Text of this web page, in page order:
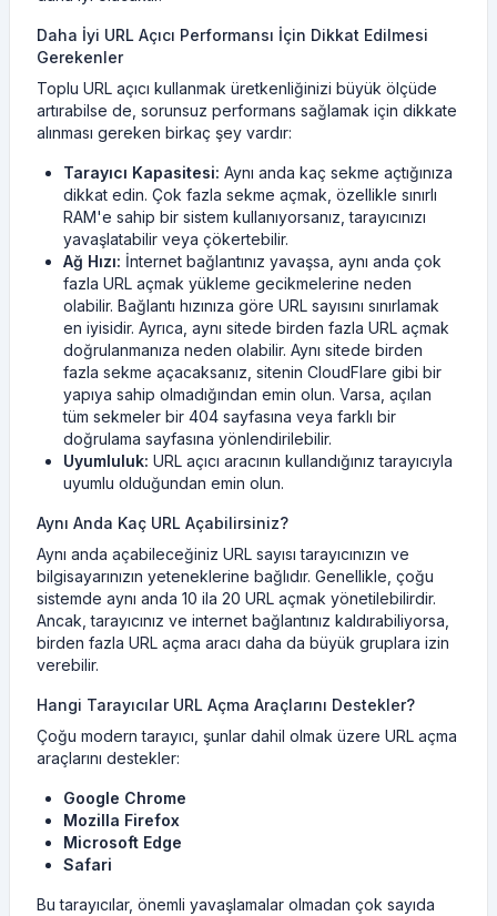
Daha İyi URL Açıcı Performansı İçin Dikkat Edilmesi
Gerekenler
Toplu URL açıcı kullanmak üretkenliğinizi büyük ölçüde
artırabilse de, sorunsuz performans sağlamak için dikkate
alınması gereken birkaç şey vardır:
Tarayıcı Kapasitesi: Aynı anda kaç sekme açtığınıza
dikkat edin. Çok fazla sekme açmak, özellikle sınırlı
RAM'e sahip bir sistem kullanıyorsanız, tarayıcınızı
yavaşlatabilir veya çökertebilir.
Ağ Hızı: İnternet bağlantınız yavaşsa, aynı anda çok
fazla URL açmak yükleme gecikmelerine neden
olabilir. Bağlantı hızınıza göre URL sayısını sınırlamak
en iyisidir. Ayrıca, aynı sitede birden fazla URL açmak
doğrulanmanıza neden olabilir. Aynı sitede birden
fazla sekme açacaksanız, sitenin CloudFlare gibi bir
yapıya sahip olmadığından emin olun. Varsa, açılan
tüm sekmeler bir 404 sayfasına veya farklı bir
doğrulama sayfasına yönlendirilebilir.
Uyumluluk: URL açıcı aracının kullandığınız tarayıcıyla
uyumlu olduğundan emin olun.
Aynı Anda Kaç URL Açabilirsiniz?
Aynı anda açabileceğiniz URL sayısı tarayıcınızın ve
bilgisayarınızın yeteneklerine bağlıdır. Genellikle, çoğu
sistemde aynı anda 10 ila 20 URL açmak yönetilebilirdir.
Ancak, tarayıcınız ve internet bağlantınız kaldırabiliyorsa,
birden fazla URL açma aracı daha da büyük gruplara izin
verebilir.
Hangi Tarayıcılar URL Açma Araçlarını Destekler?
Çoğu modern tarayıcı, şunlar dahil olmak üzere URL açma
araçlarını destekler:
Google Chrome
Mozilla Firefox
Microsoft Edge
Safari
Bu tarayıcılar, önemli yavaşlamalar olmadan çok sayıda